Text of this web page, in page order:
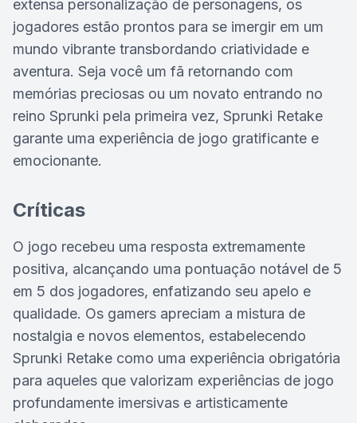
extensa personalização de personagens, os
jogadores estão prontos para se imergir em um
mundo vibrante transbordando criatividade e
aventura. Seja você um fã retornando com
memórias preciosas ou um novato entrando no
reino Sprunki pela primeira vez, Sprunki Retake
garante uma experiência de jogo gratificante e
emocionante.
Críticas
O jogo recebeu uma resposta extremamente
positiva, alcançando uma pontuação notável de 5
em 5 dos jogadores, enfatizando seu apelo e
qualidade. Os gamers apreciam a mistura de
nostalgia e novos elementos, estabelecendo
Sprunki Retake como uma experiência obrigatória
para aqueles que valorizam experiências de jogo
profundamente imersivas e artisticamente